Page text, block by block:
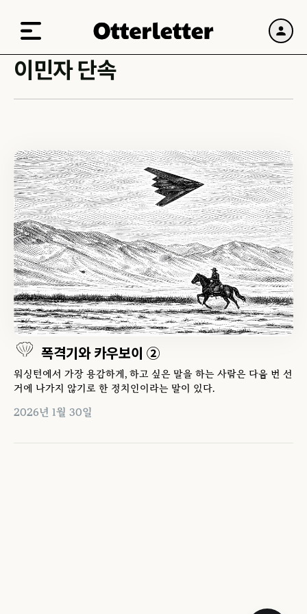
이민자 단속
폭격기와 카우보이 ②
워싱턴에서 가장 용감하게, 하고 싶은 말을 하는 사람은 다음 번 선
거에 나가지 않기로 한 정치인이라는 말이 있다.
2026년 1월 30일